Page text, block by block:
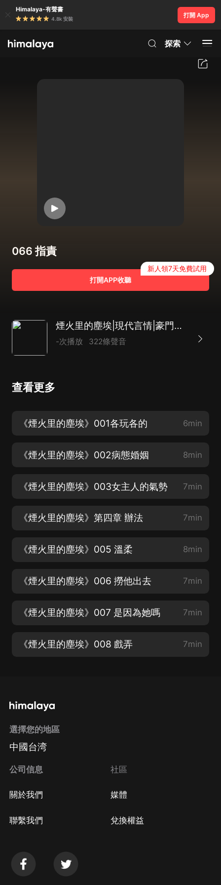
Himalaya-有聲書
4.8k 安裝
打開 App
探索
066 指責
打開APP收聽
新人領7天免費試用
煙火里的塵埃|現代言情|豪門總裁多播
-次播放 322條聲音
查看更多
《煙火里的塵埃》001各玩各的 6min
《煙火里的塵埃》002病態婚姻 8min
《煙火里的塵埃》003女主人的氣勢 7min
《煙火里的塵埃》第四章 辦法 7min
《煙火里的塵埃》005 溫柔 8min
《煙火里的塵埃》006 撈他出去 7min
《煙火里的塵埃》007 是因為她嗎 7min
《煙火里的塵埃》008 戲弄 7min
選擇您的地區
中國台湾
公司信息
關於我們
聯繫我們
社區
媒體
兌換權益